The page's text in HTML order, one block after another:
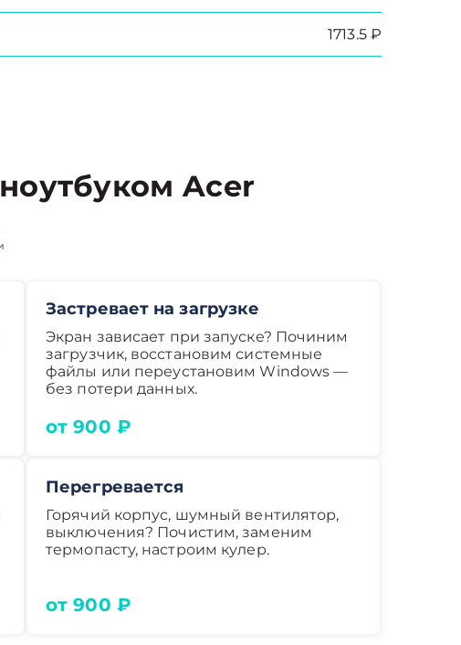
1713.5 ₽
Acer
Застревает на загрузке
Экран зависает при запуске? Починим
загрузчик, восстановим системные
файлы или переустановим Windows —
без потери данных.
от 900 ₽
Перегревается
Горячий корпус, шумный вентилятор,
выключения? Почистим, заменим
термопасту, настроим кулер.
от 900 ₽